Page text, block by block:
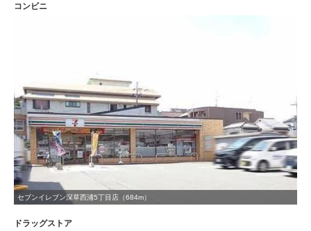
コンビニ
セブンイレブン深草西浦5丁目店（684m）
ドラッグストア